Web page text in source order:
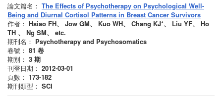
論文篇名： The Effects of Psychotherapy on Psychological Well-
Being and Diurnal Cortisol Patterns in Breast Cancer Survivors
作者： Hsiao FH、 Jow GM、 Kuo WH、 Chang KJ*、 Liu YF、 Ho
TH 、 Ng SM、 etc.
期刊名： Psychotherapy and Psychosomatics
卷號： 81 卷
期別： 3 期
刊登日期： 2012-03-01
頁數： 173-182
期刊類型： SCI